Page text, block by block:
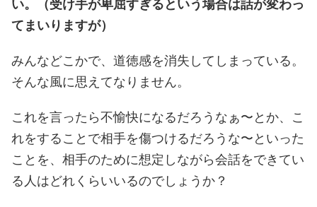
い。（受け手が卑屈すぎるという場合は話が変わっ
てまいりますが）
みんなどこかで、道徳感を消失してしまっている。
そんな風に思えてなりません。
これを言ったら不愉快になるだろうなぁ〜とか、こ
れをすることで相手を傷つけるだろうな〜といった
ことを、相手のために想定しながら会話をできてい
る人はどれくらいいるのでしょうか？